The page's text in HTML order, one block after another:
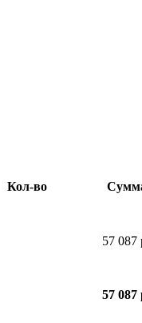
Кол-во
57 087
57 087